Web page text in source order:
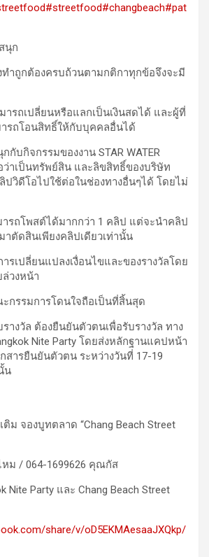
#streetfood#changbeach#pat
นุก
ทำถูกต้องครบถ้วนตามกติกาทุกข้อจึงจะมี
ารถเปลี่ยนหรือแลกเป็นเงินสดได้ และผู้ที่
ารถโอนสิทธิ์ให้กับบุคคลอื่นได้
กับกิจกรรมของงาน STAR WATER
ว่าเป็นทรัพย์สิน และลิขสิทธิ์ของบริษัท
วิดีโอไปใช้ต่อในช่องทางอื่นๆได้ โดยไม่
ารถโพสต์ได้มากกว่า 1 คลิป แต่จะนําคลิป
ตัดสินเพียงคลิปเดียวเท่านั้น
รเปลี่ยนแปลงเงื่อนไขและของรางวัลโดย
วงหน้า
กรรมการโดนใจถือเป็นที่สิ้นสุด
างวัล ต้องยืนยันตัวตนเพื่อรับรางวัล ทาง
Nite Party โดยส่งหลักฐานแคปหน้า
สารยืนยันตัวตน ระหว่างวันที่ 17-19
น
ม จองบูทตลาด “Chang Beach Street
ม / 064-1699626 คุณกัส
Nite Party และ Chang Beach Street
share/v/oD5EKMAesaaJXQkp/